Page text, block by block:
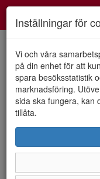
HEM RIEKER
Inställningar för
Vi och våra
på din enhet för att
spara besöksstatistik
marknadsföring.
sida ska fungera, kan
tillåta.